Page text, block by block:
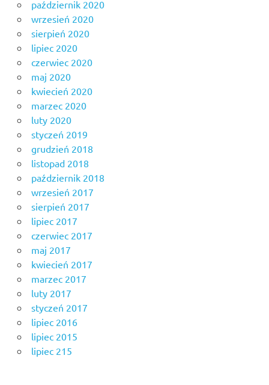
październik 2020
wrzesień 2020
sierpień 2020
lipiec 2020
czerwiec 2020
maj 2020
kwiecień 2020
marzec 2020
luty 2020
styczeń 2019
grudzień 2018
listopad 2018
październik 2018
wrzesień 2017
sierpień 2017
lipiec 2017
czerwiec 2017
maj 2017
kwiecień 2017
marzec 2017
luty 2017
styczeń 2017
lipiec 2016
lipiec 2015
lipiec 215